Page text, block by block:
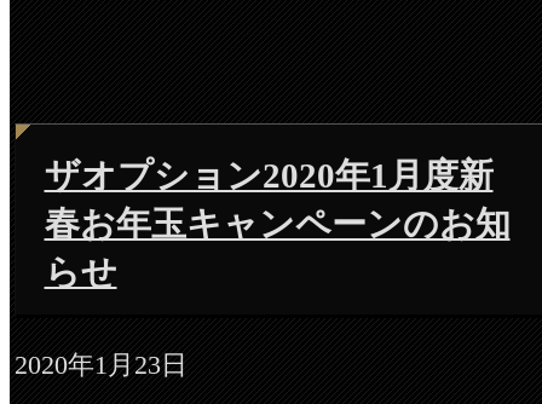
ザオプション2020年1月度新
春お年玉キャンペーンのお知
らせ
2020年1月23日